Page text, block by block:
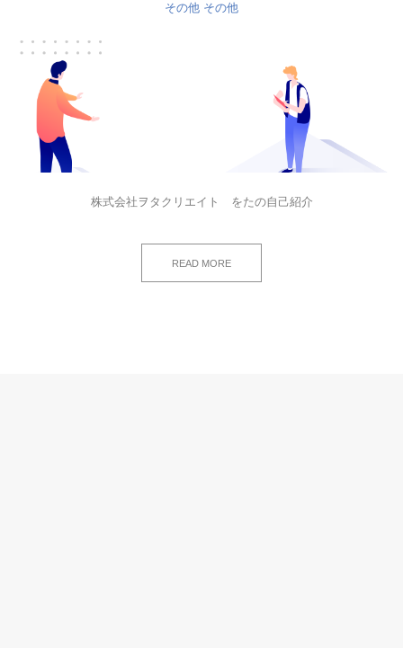
その他 その他
株式会社ヲタクリエイト をたの自己紹介
READ MORE